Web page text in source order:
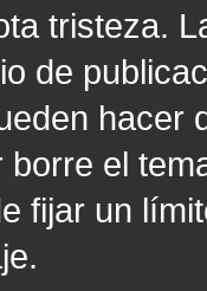
tristeza.
de
hacer
el
fijar un